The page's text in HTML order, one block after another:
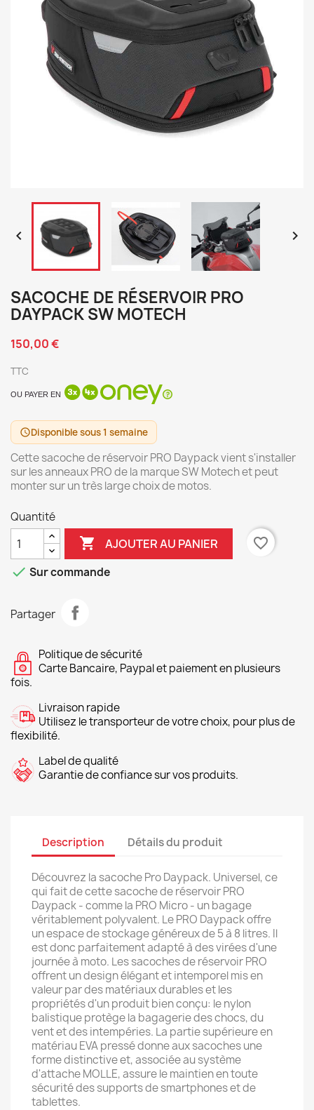
 
SACOCHE DE RÉSERVOIR PRO
DAYPACK SW MOTECH
150,00 €
TTC
OU PAYER EN
scheduleDisponible sous 1 semaine
Cette sacoche de réservoir PRO Daypack vient s'installer
sur les anneaux PRO de la marque SW Motech et peut
monter sur un très large choix de motos.
Quantité
 AJOUTER AU PANIER
favorite_border
 Sur commande
Partager
Politique de sécurité
Carte Bancaire, Paypal et paiement en plusieurs
fois.
Livraison rapide
Utilisez le transporteur de votre choix, pour plus de
flexibilité.
Label de qualité
Garantie de confiance sur vos produits.
Description Détails du produit
Découvrez la sacoche Pro Daypack. Universel, ce
qui fait de cette sacoche de réservoir PRO
Daypack - comme la PRO Micro - un bagage
véritablement polyvalent. Le PRO Daypack offre
un espace de stockage généreux de 5 à 8 litres. Il
est donc parfaitement adapté à des virées d'une
journée à moto. Les sacoches de réservoir PRO
offrent un design élégant et intemporel mis en
valeur par des matériaux durables et les
propriétés d'un produit bien conçu: le nylon
balistique protège la bagagerie des chocs, du
vent et des intempéries. La partie supérieure en
matériau EVA pressé donne aux sacoches une
forme distinctive et, associée au système
d'attache MOLLE, assure le maintien en toute
sécurité des supports de smartphones et de
tablettes.